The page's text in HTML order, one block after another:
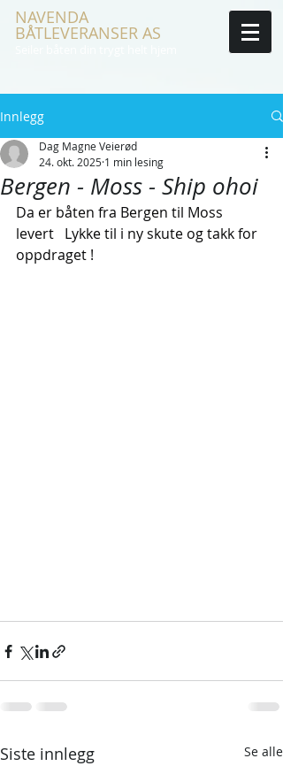
NAVENDA
BÅTLEVERANSER AS
Innlegg
Bergen - Moss - Ship ohoi
Dag Magne Veierød
24. okt. 2025 1 min lesing
Da er båten fra Bergen til Moss
levert   Lykke til i ny skute og takk for
oppdraget !
Siste innlegg Se alle